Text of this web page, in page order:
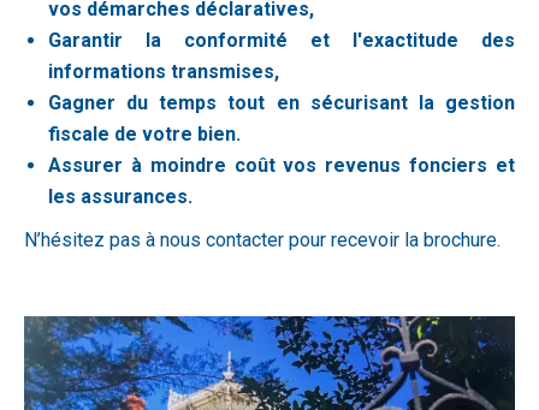
vos démarches déclaratives,
Garantir la conformité et l'exactitude des
informations transmises,
Gagner du temps tout en sécurisant la gestion
fiscale de votre bien.
Assurer à moindre coût vos revenus fonciers et
les assurances.
N’hésitez pas à nous contacter pour recevoir la brochure.